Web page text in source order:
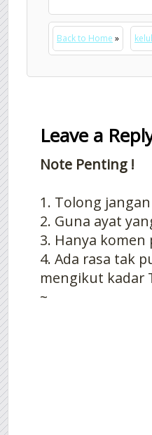
Back to Home »
Leave a
Note Penting !
1. Tolong
2. Guna ayat
3. Hanya komen
4. Ada rasa tak
mengikut kadar
~